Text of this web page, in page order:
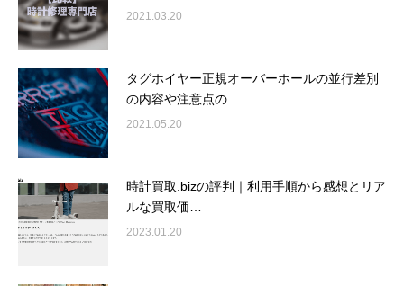
2021.03.20
タグホイヤー正規オーバーホールの並行差別
の内容や注意点の…
2021.05.20
時計買取.bizの評判｜利用手順から感想とリア
ルな買取価…
2023.01.20